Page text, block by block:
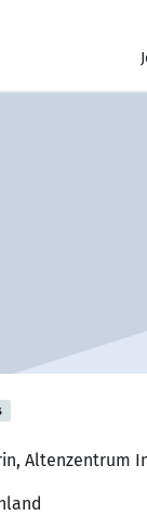
Altenzentrum